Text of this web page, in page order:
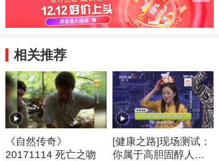
相关推荐
《自然传奇》
20171114 死亡之吻
[健康之路]现场测试：
你属于高胆固醇人群